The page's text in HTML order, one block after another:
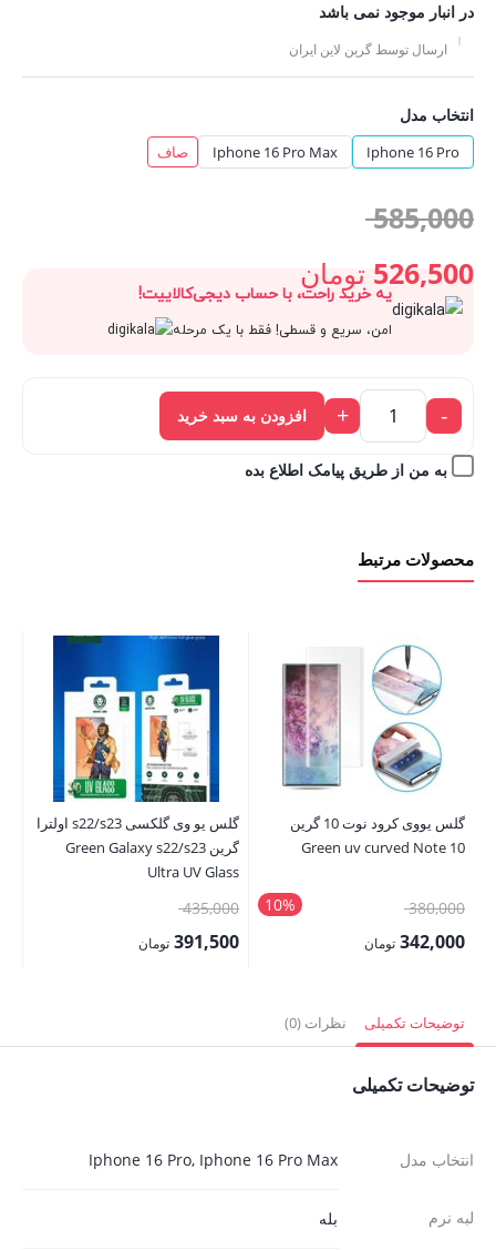
در انبار موجود نمی باشد
ارسال توسط گرین لاین ایران
انتخاب مدل
Iphone 16 Pro
Iphone 16 Pro Max صاف
585,000
اصلی:
585,000 تومان
بود.
526,500 تومان
قیمت
فعلی:
526,500 تومان.
یه خرید راحت، با حساب دیجی‌کالاییت!
امن، سریع و قسطی! فقط با یک مرحله
-
+ افزودن به سبد خرید
به من از طریق پیامک اطلاع بده
محصولات مرتبط
گلس یووی کرود نوت 10 گرین
Green uv curved Note 10
10% 380,000قیمت
اصلی:342,000 تومان
342,000 تومان.
گلس یو وی گلکسی s22/s23 اولترا
گرین Green Galaxy s22/s23
Ultra UV Glass
435,000قیمت
اصلی:391,500 تومان
توضیحات تکمیلی نظرات (0)
توضیحات تکمیلی
انتخاب مدل Iphone 16 Pro, Iphone 16 Pro Max
لبه نرم بله